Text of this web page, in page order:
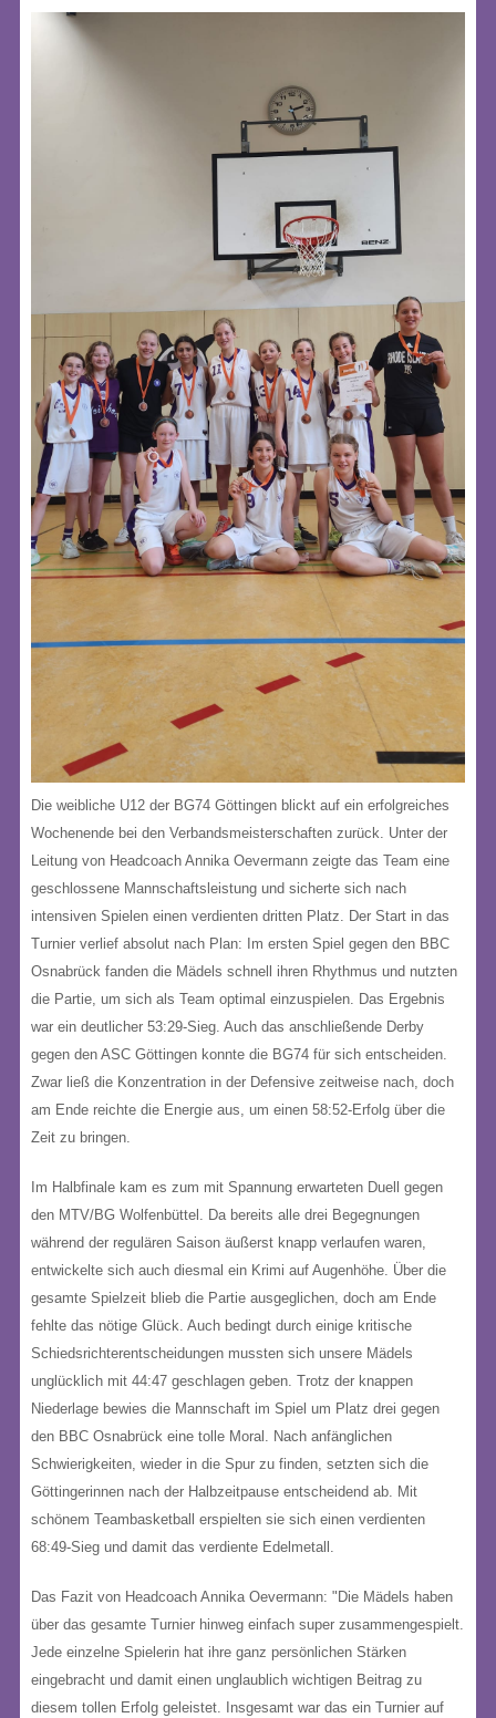
Die weibliche U12 der BG74 Göttingen blickt auf ein erfolgreiches
Wochenende bei den Verbandsmeisterschaften zurück. Unter der
Leitung von Headcoach Annika Oevermann zeigte das Team eine
geschlossene Mannschaftsleistung und sicherte sich nach
intensiven Spielen einen verdienten dritten Platz. Der Start in das
Turnier verlief absolut nach Plan: Im ersten Spiel gegen den BBC
Osnabrück fanden die Mädels schnell ihren Rhythmus und nutzten
die Partie, um sich als Team optimal einzuspielen. Das Ergebnis
war ein deutlicher 53:29-Sieg. Auch das anschließende Derby
gegen den ASC Göttingen konnte die BG74 für sich entscheiden.
Zwar ließ die Konzentration in der Defensive zeitweise nach, doch
am Ende reichte die Energie aus, um einen 58:52-Erfolg über die
Zeit zu bringen.
Im Halbfinale kam es zum mit Spannung erwarteten Duell gegen
den MTV/BG Wolfenbüttel . Da bereits alle drei Begegnungen
während der regulären Saison äußerst knapp verlaufen waren,
entwickelte sich auch diesmal ein Krimi auf Augenhöhe. Über die
gesamte Spielzeit blieb die Partie ausgeglichen, doch am Ende
fehlte das nötige Glück. Auch bedingt durch einige kritische
Schiedsrichterentscheidungen mussten sich unsere Mädels
unglücklich mit 44:47 geschlagen geben. Trotz der knappen
Niederlage bewies die Mannschaft im Spiel um Platz drei gegen
den BBC Osnabrück eine tolle Moral . Nach anfänglichen
Schwierigkeiten, wieder in die Spur zu finden, setzten sich die
Göttingerinnen nach der Halbzeitpause entscheidend ab. Mit
schönem Teambasketball erspielten sie sich einen verdienten
68:49-Sieg und damit das verdiente Edelmetall .
Das Fazit von Headcoach Annika Oevermann: "Die Mädels haben
über das gesamte Turnier hinweg einfach super zusammengespielt.
Jede einzelne Spielerin hat ihre ganz persönlichen Stärken
eingebracht und damit einen unglaublich wichtigen Beitrag zu
diesem tollen Erfolg geleistet. Insgesamt war das ein Turnier auf